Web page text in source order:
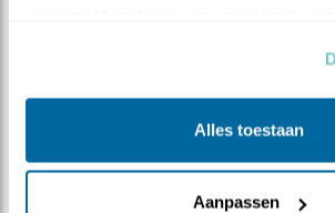
Alles toestaan
Aanpassen
Een beetje nat
Ed Hoogkamer | Geplaatst op 31 mei